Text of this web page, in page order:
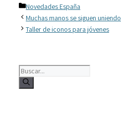
Categorías
Novedades España
Muchas manos se siguen uniendo
Taller de iconos para jóvenes
Buscar: